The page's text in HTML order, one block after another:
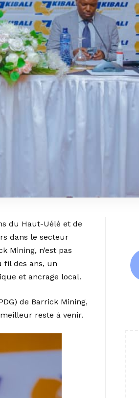
du Haut-Uélé et de
dans le secteur
Mining, n’est pas
fil des ans, un
et ancrage local.
de Barrick Mining,
reste à venir.